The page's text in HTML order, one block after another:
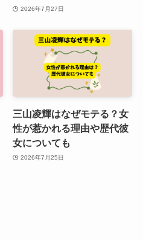
2026年7月27日
三山凌輝はなぜモテる？女
性が惹かれる理由や歴代彼
女についても
2026年7月25日